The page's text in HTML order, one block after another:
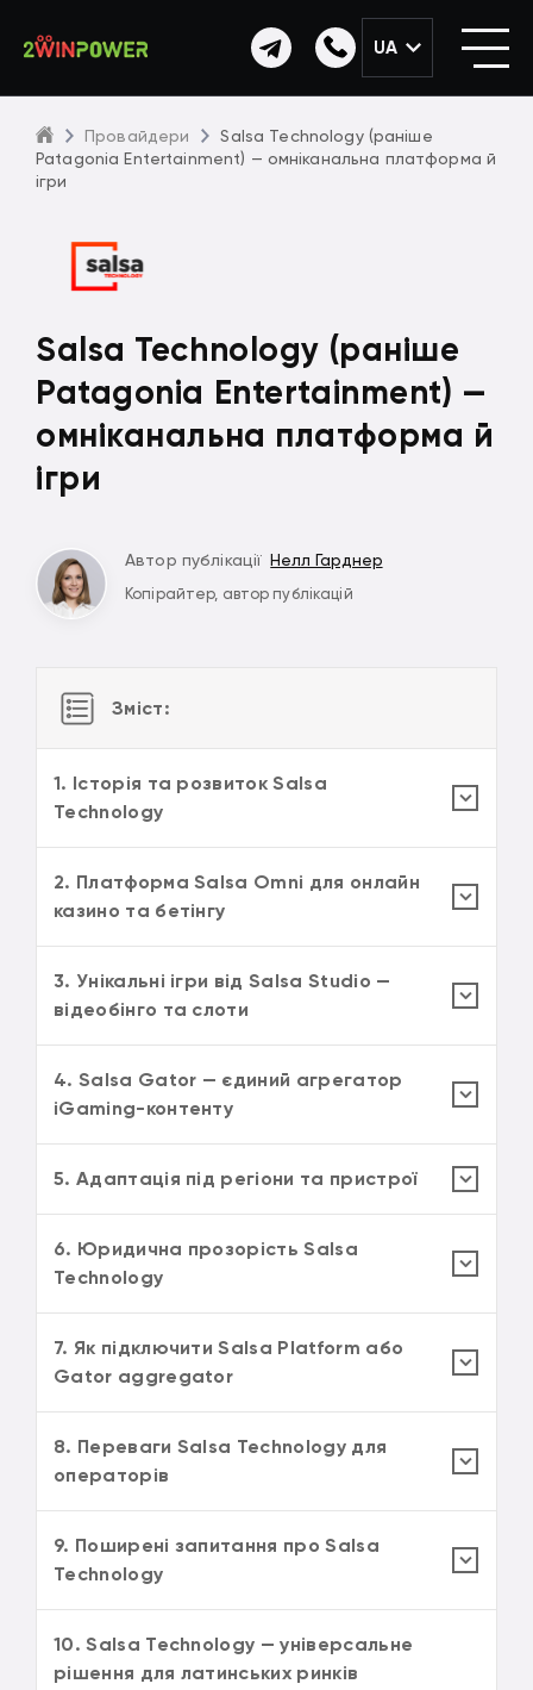
UA
Провайдери
Salsa Technology (раніше
Patagonia Entertainment) — омніканальна платформа й
ігри
Salsa Technology (раніше
Patagonia Entertainment) —
омніканальна платформа й
ігри
Автор публікації Нелл Гарднер
Копірайтер, автор публікацій
Зміст:
1. Історія та розвиток Salsa
Technology
2. Платформа Salsa Omni для онлайн
казино та бетінгу
3. Унікальні ігри від Salsa Studio —
відеобінго та слоти
4. Salsa Gator — єдиний агрегатор
iGaming-контенту
5. Адаптація під регіони та пристрої
6. Юридична прозорість Salsa
Technology
7. Як підключити Salsa Platform або
Gator aggregator
8. Переваги Salsa Technology для
операторів
9. Поширені запитання про Salsa
Technology
10. Salsa Technology — універсальне
рішення для латинських ринків